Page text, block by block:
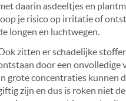
daarin asdeeltjes en
je risico op irritatie of
longen en luchtwegen.
zitten er schadelijke
door een onvolledige
In grote concentraties kunnen
zijn en dus is roken niet